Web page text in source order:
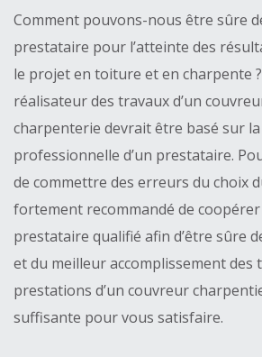
Comment pouvons-nous être sûre
prestataire pour l’atteinte des
le projet en toiture et en charpente
réalisateur des travaux d’un
charpenterie devrait être basé sur
professionnelle d’un prestataire.
de commettre des erreurs du choix
fortement recommandé de coopérer
prestataire qualifié afin d’être sûre
et du meilleur accomplissement des
prestations d’un couvreur
suffisante pour vous satisfaire.